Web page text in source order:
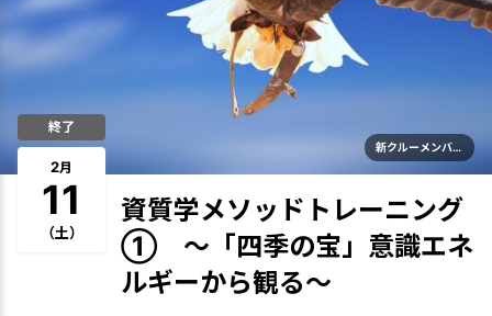
新クルーメンバー歓迎
終了
2月
11
（土）
資質学メソッドトレーニング
① 〜「四季の宝」意識エネ
ルギーから観る〜